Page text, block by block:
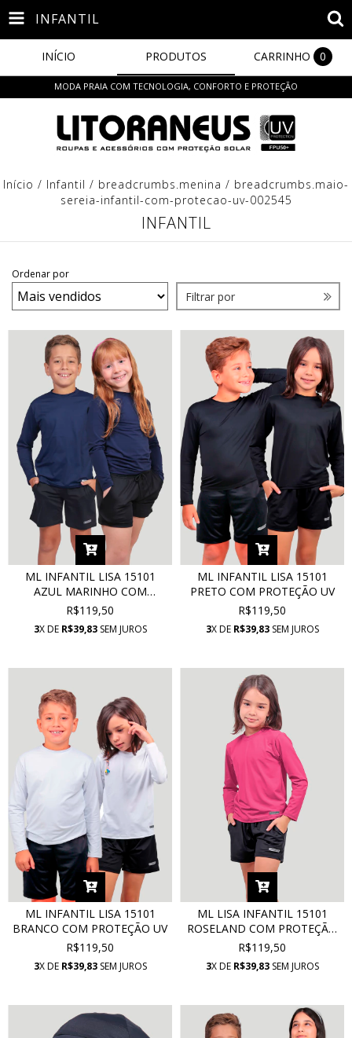
INFANTIL
INÍCIO PRODUTOS CARRINHO 0
MODA PRAIA COM TECNOLOGIA, CONFORTO E PROTEÇÃO
Início / Infantil / breadcrumbs.menina / breadcrumbs.maio-
sereia-infantil-com-protecao-uv-002545
INFANTIL
Ordenar por
Filtrar por
ML INFANTIL LISA 15101
AZUL MARINHO COM
PROTEÇÃO UV
R$119,50
3X DE R$39,83SEM JUROS
ML INFANTIL LISA 15101
PRETO COM PROTEÇÃO UV
R$119,50
3X DE R$39,83SEM JUROS
ML INFANTIL LISA 15101
BRANCO COM PROTEÇÃO UV
R$119,50
3X DE R$39,83SEM JUROS
ML LISA INFANTIL 15101
ROSELAND COM PROTEÇÃO
UV
R$119,50
3X DE R$39,83SEM JUROS